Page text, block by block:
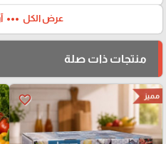
عرض الكل more_horiz
منتجات ذات صلة
favorite_border مميز